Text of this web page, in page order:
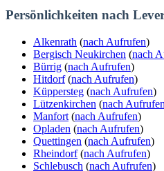
Persönlichkeiten nach
Alkenrath (nach Aufrufen)
Bergisch Neukirchen (nach
Bürrig (nach Aufrufen)
Hitdorf(nach Aufrufen)
Küppersteg (nach Aufrufen)
Lützenkirchen (nach Aufrufen
Manfort (nach Aufrufen)
Opladen (nach Aufrufen)
Quettingen (nach Aufrufen)
Rheindorf(nach Aufrufen)
Schlebusch (nach Aufrufen)